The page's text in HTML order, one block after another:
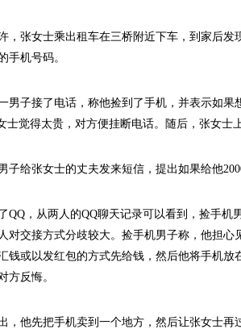
张女士乘出租车在三桥附近下车，到家后发
手机号码。
子接了电话，称他捡到了手机，并表示如果
士觉得太贵，对方便挂断电话。随后，张女士
给张女士的丈夫发来短信，提出如果给他
，从两人的QQ聊天记录可以看到，捡手机
对交接方式分歧较大。捡手机男子称，他担心
钱或以发红包的方式先给钱，然后他将手机放
方反悔。
他先把手机卖到一个地方，然后让张女士再